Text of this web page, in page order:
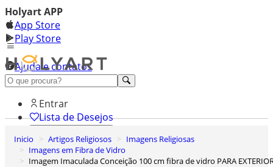
Holyart APP
App Store
Play Store
Ajuda e contatos
Conheça premium
Entrar
Lista de Desejos
0
Carrinho de Compras
Inicio Artigos Religiosos
Imagens Religiosas
Imagens em Fibra de Vidro
Imagem Imaculada Conceição 100 cm fibra de vidro PARA